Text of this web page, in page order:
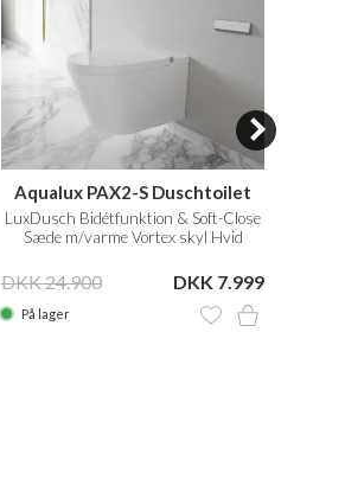
Aqualux PAX2-S Duschtoilet
LuxDusch Bidétfunktion & Soft-Close
Sæde m/varme Vortex skyl Hvid
DKK 24.900 DKK 7.999
På lager